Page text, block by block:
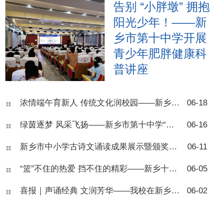
告别 “小胖墩” 拥抱
阳光少年！——新
乡市第十中学开展
青少年肥胖健康科
普讲座
胖专题健康讲座，本次活动面
康副校长、河南医药大学一附
讲。 讲座开篇，王医师向
解BMI自测标准，让大家学会
简单判断自身体重状况。他指
而是慢性代谢疾病，会从体
浓情端午育新人 传统文化润校园——新乡市第十中学“我们的节日·端午节”主题活动 06-18
绿茵逐梦 风采飞扬——新乡市第十中学“校长杯”八年级足球联赛圆满落幕 06-16
新乡市中小学古诗文诵读成果展示暨颁奖活动在新乡市第十中学圆满落幕 06-11
“篮”不住的热爱 挡不住的精彩——新乡十中七年级篮球联赛圆满结束 06-05
喜报｜声诵经典 文润芳华——我校在新乡市中小学生古诗文朗诵活动中斩获佳绩 06-02